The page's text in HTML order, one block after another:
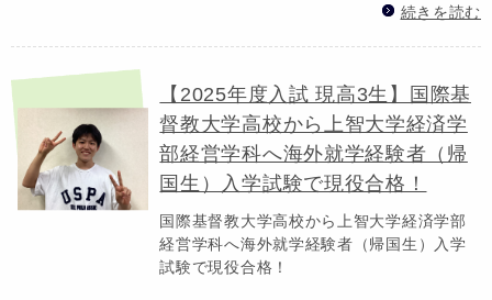
続きを読む
【2025年度入試 現高3生】国際基
督教大学高校から上智大学経済学
部経営学科へ海外就学経験者（帰
国生）入学試験で現役合格！
国際基督教大学高校から上智大学経済学部
経営学科へ海外就学経験者（帰国生）入学
試験で現役合格！